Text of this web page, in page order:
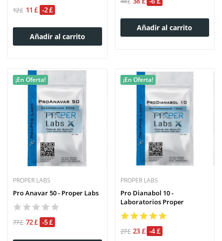
12 £ 11 £ -2 £
Añadir al carrito
Añadir al carrito
¡En Oferta!
PROPER LABS
Pro Anavar 50 - Proper Labs
77 £ 72 £ -5 £
¡En Oferta!
PROPER LABS
Pro Dianabol 10 -
Laboratorios Proper
27 £ 23 £ -4 £